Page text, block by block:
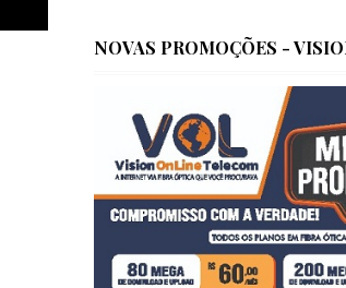
NOVAS PROMOÇÕES -